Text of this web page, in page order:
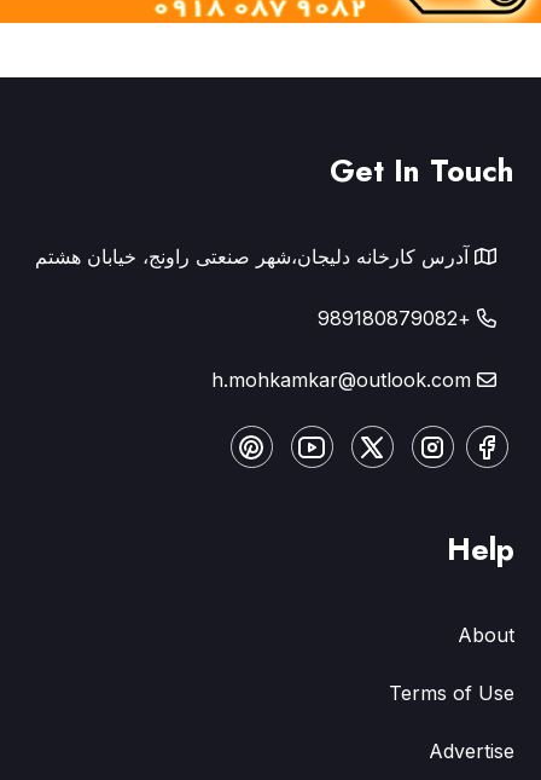
Get In Touch
آدرس کارخانه دلیجان،شهر صنعتی راونج، خیابان هشتم
+989180879082
h.mohkamkar@outlook.com
Help
About
Terms of Use
Advertise